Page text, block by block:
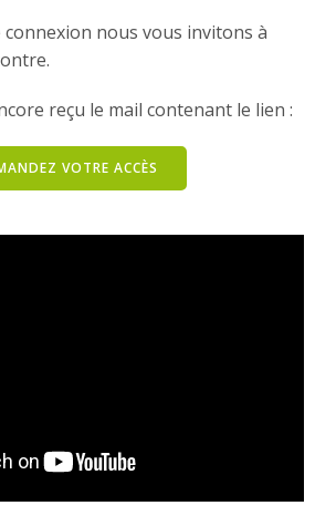
nous vous invitons à
reçu le mail contenant le lien :
VOTRE ACCÈS